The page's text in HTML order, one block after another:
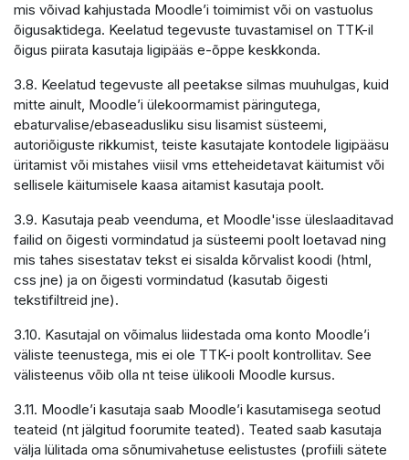
mis võivad kahjustada Moodle’i toimimist või on vastuolus
õigusaktidega. Keelatud tegevuste tuvastamisel on TTK-il
õigus piirata kasutaja ligipääs e-õppe keskkonda.
3.8. Keelatud tegevuste all peetakse silmas muuhulgas, kuid
mitte ainult, Moodle’i ülekoormamist päringutega,
ebaturvalise/ebaseadusliku sisu lisamist süsteemi,
autoriõiguste rikkumist, teiste kasutajate kontodele ligipääsu
üritamist või mistahes viisil vms etteheidetavat käitumist või
sellisele käitumisele kaasa aitamist kasutaja poolt.
3.9. Kasutaja peab veenduma, et Moodle'isse üleslaaditavad
failid on õigesti vormindatud ja süsteemi poolt loetavad ning
mis tahes sisestatav tekst ei sisalda kõrvalist koodi (html,
css jne) ja on õigesti vormindatud (kasutab õigesti
tekstifiltreid jne).
3.10. Kasutajal on võimalus liidestada oma konto Moodle’i
väliste teenustega, mis ei ole TTK-i poolt kontrollitav. See
välisteenus võib olla nt teise ülikooli Moodle kursus.
3.11. Moodle’i kasutaja saab Moodle’i kasutamisega seotud
teateid (nt jälgitud foorumite teated). Teated saab kasutaja
välja lülitada oma sõnumivahetuse eelistustes (profiili sätete